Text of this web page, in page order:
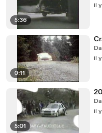
5:36
il
0:11
il
5:01
il